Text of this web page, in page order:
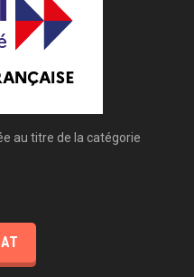
au titre de la catégorie